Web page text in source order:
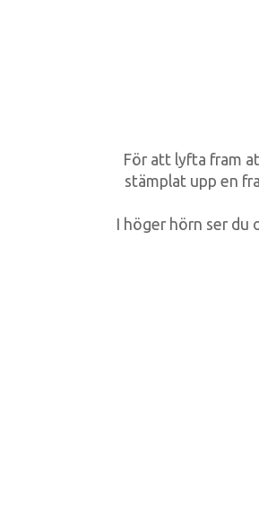
För att lyfta fram
stämplat upp en
I höger hörn ser du